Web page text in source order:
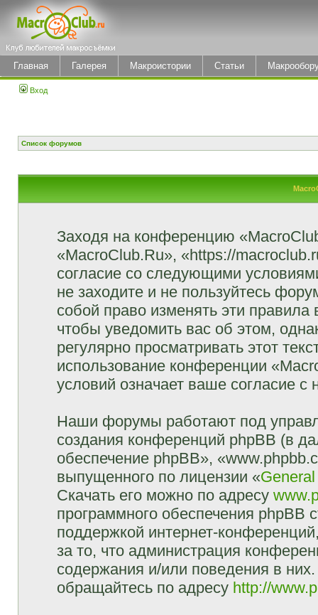
Главная Галерея Макроистории Статьи
Вход
Список форумов
Заходя на конференцию
«MacroClub.Ru», «https://
согласие со следующими
не заходите и не пользуйтесь
собой право изменять эти
чтобы уведомить вас об этом,
регулярно просматривать этот
использование конференции
условий означает ваше согласие с
Наши форумы работают под
создания конференций phpBB (в
обеспечение phpBB»,
выпущенного по лицензии «
Скачать его можно по адресу
программного обеспечения phpBB
поддержкой интернет-
за то, что администрация
содержания и/или поведения в
обращайтесь по адресу http://